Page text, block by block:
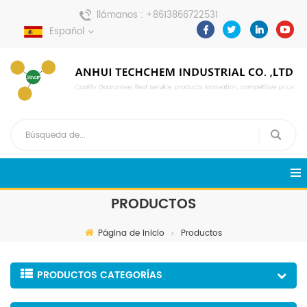
llámanos : +8613866722531
enviar un mensaje :
pweiping@techemi.com
Español
PRODUCTOS
Página de inicio Productos
PRODUCTOS CATEGORÍAS